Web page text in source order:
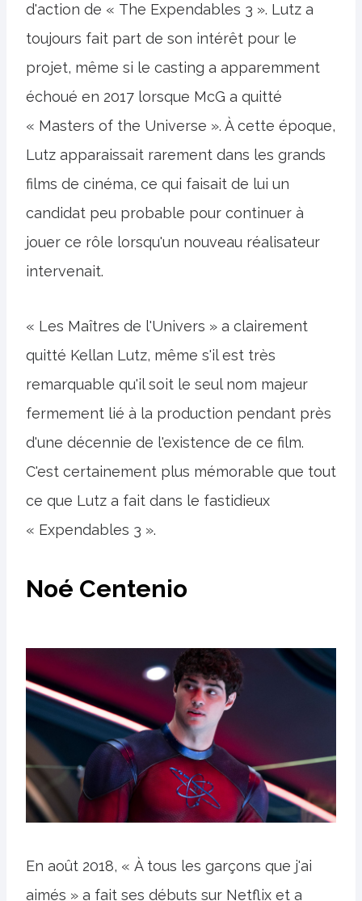
d'action de « The Expendables 3 ». Lutz a
toujours fait part de son intérêt pour le
projet, même si le casting a apparemment
échoué en 2017 lorsque McG a quitté
« Masters of the Universe ». À cette époque,
Lutz apparaissait rarement dans les grands
films de cinéma, ce qui faisait de lui un
candidat peu probable pour continuer à
jouer ce rôle lorsqu'un nouveau réalisateur
intervenait.
« Les Maîtres de l'Univers » a clairement
quitté Kellan Lutz, même s'il est très
remarquable qu'il soit le seul nom majeur
fermement lié à la production pendant près
d'une décennie de l'existence de ce film.
C'est certainement plus mémorable que tout
ce que Lutz a fait dans le fastidieux
« Expendables 3 ».
Noé Centenio
En août 2018, « À tous les garçons que j'ai
aimés » a fait ses débuts sur Netflix et a